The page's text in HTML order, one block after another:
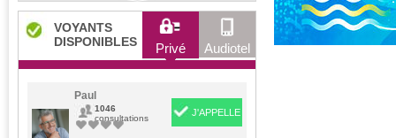
Bélier Taureau Gémeaux Cancer
VOYANTS
DISPONIBLES
Privé Audiotel
Paul
1046
consultations
J'APPELLE